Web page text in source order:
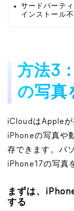
サードパーテ
インストール
方法3
の写真
iCloudはAppleが
iPhoneの写真や
存できます。パ
iPhone17の写真
まずは、
する